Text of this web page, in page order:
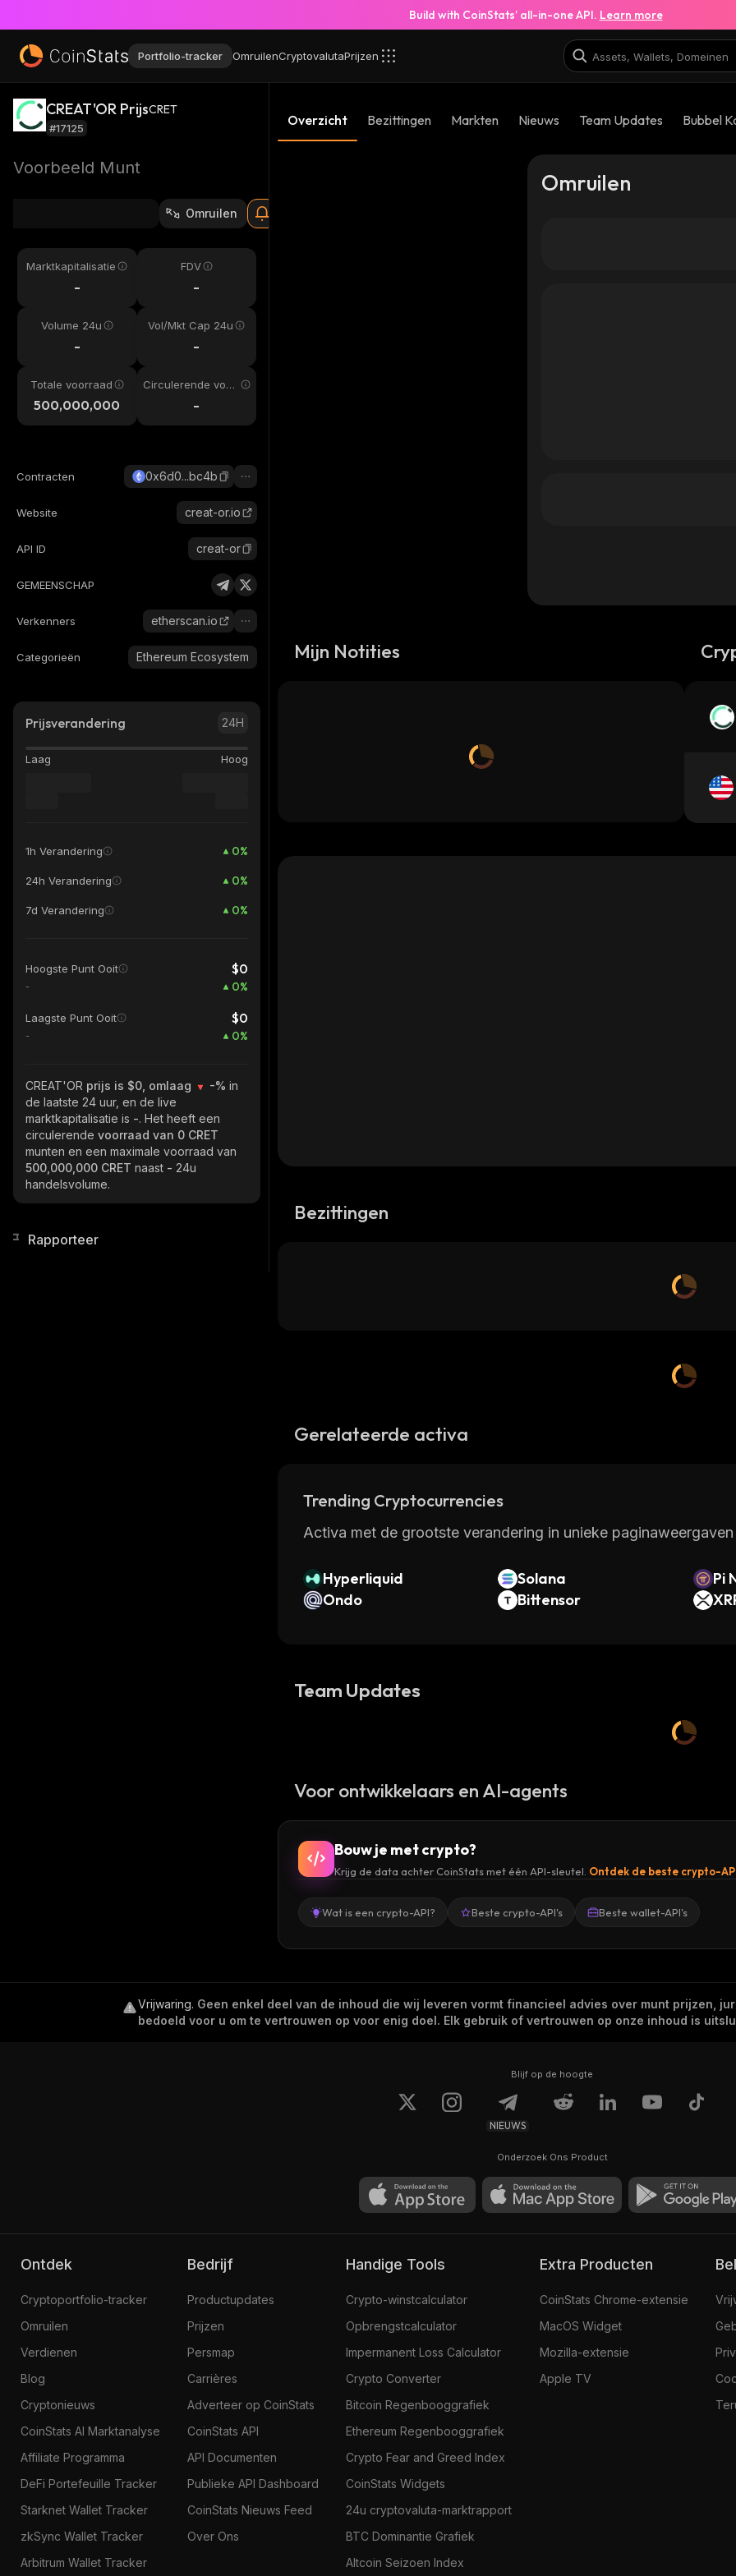
Build with CoinStats’ all-in-one API. Learn more
Portfolio-tracker OmruilenCryptovalutaPrijzen
CREAT'OR PrijsCRET
#17125
Voorbeeld Munt
Omruilen
Marktkapitalisatie
-
FDV
-
Volume 24u
-
Vol/Mkt Cap 24u
-
Totale voorraad
500,000,000
Circulerende voor
-
Contracten 0x6d0...bc4b
Website creat-or.io
API ID creat-or
GEMEENSCHAP
Verkenners etherscan.io
Categorieën Ethereum Ecosystem
Prijsverandering 24H
Laag Hoog
1h Verandering 0%
24h Verandering 0%
7d Verandering 0%
Hoogste Punt Ooit $0
- 0%
Laagste Punt Ooit $0
- 0%
CREAT'OR prijs is $0, omlaag -% in
de laatste 24 uur, en de live
marktkapitalisatie is -. Het heeft een
circulerende voorraad van 0 CRET
munten en een maximale voorraad van
500,000,000 CRET naast - 24u
handelsvolume.
Rapporteer
Overzicht Bezittingen Markten Nieuws Team Updates Bubbel
Omruilen
Mijn Notities
Bezittingen
Gerelateerde activa
Trending Cryptocurrencies
Activa met de grootste verandering in unieke
Hyperliquid Solana
Pi
Ondo
Bittensor
Team Updates
Voor ontwikkelaars en AI-agents
Bouw je met crypto?
Krijg de data achter CoinStats met één API-sleutel. Ontdek de beste crypto-
Wat is een crypto-API? Beste crypto-API's Beste wallet-API's
Vrijwaring. Geen enkel deel van de inhoud die wij leveren vormt financieel advies over munt prijzen,
bedoeld voor u om te vertrouwen op voor enig doel. Elk gebruik of vertrouwen op onze inhoud is
Blijf op de hoogte
NIEUWS
Onderzoek Ons Product
Ontdek
Cryptoportfolio-tracker
Omruilen
Verdienen
Blog
Cryptonieuws
CoinStats AI Marktanalyse
Affiliate Programma
DeFi Portefeuille Tracker
Starknet Wallet Tracker
zkSync Wallet Tracker
Arbitrum Wallet Tracker
Bedrijf
Productupdates
Prijzen
Persmap
Carrières
Adverteer op CoinStats
CoinStats API
API Documenten
Publieke API Dashboard
CoinStats Nieuws Feed
Over Ons
Handige Tools
Crypto-winstcalculator
Opbrengstcalculator
Impermanent Loss Calculator
Crypto Converter
Bitcoin Regenbooggrafiek
Ethereum Regenbooggrafiek
Crypto Fear and Greed Index
CoinStats Widgets
24u cryptovaluta-marktrapport
BTC Dominantie Grafiek
Altcoin Seizoen Index
Extra Producten
CoinStats Chrome-extensie
MacOS Widget
Mozilla-extensie
Apple TV